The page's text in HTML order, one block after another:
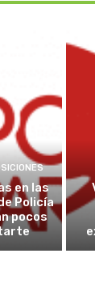
en las
Policía
pocos